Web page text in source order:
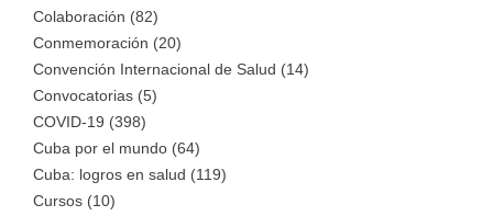
Colaboración (82)
Conmemoración (20)
Convención Internacional de Salud (14)
Convocatorias (5)
COVID-19 (398)
Cuba por el mundo (64)
Cuba: logros en salud (119)
Cursos (10)